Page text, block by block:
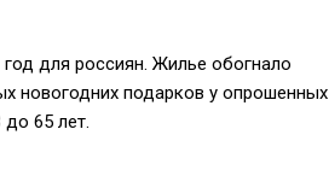
для россиян. Жилье обогнало
новогодних подарков у опрошенных
до 65 лет.